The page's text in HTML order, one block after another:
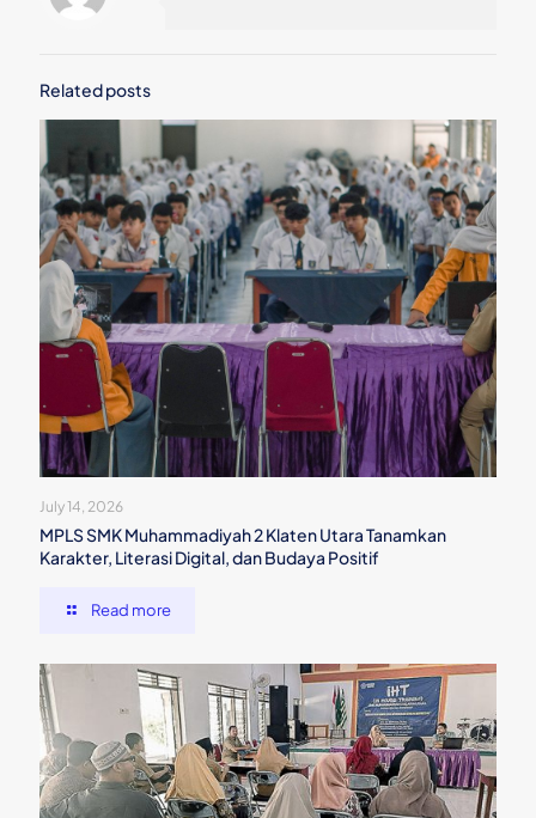
Related posts
July 14, 2026
MPLS SMK Muhammadiyah 2 Klaten Utara Tanamkan
Karakter, Literasi Digital, dan Budaya Positif
Read more